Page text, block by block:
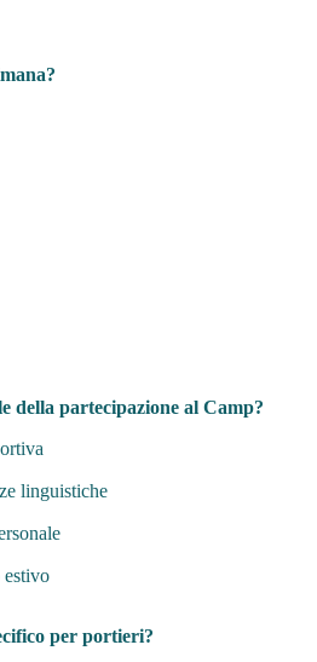
della partecipazione al Camp?
linguistiche
estivo
per portieri?